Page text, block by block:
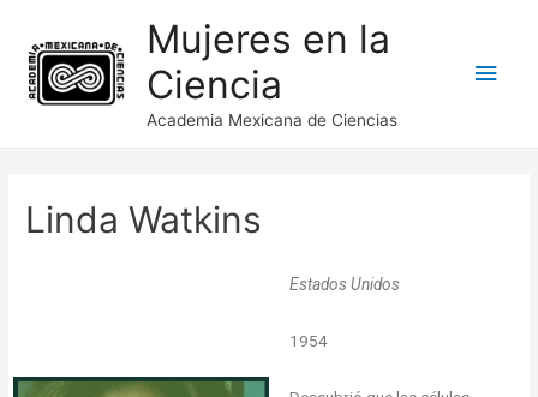
Mujeres en la
Ciencia
Academia Mexicana de Ciencias
Linda Watkins
Estados Unidos
1954